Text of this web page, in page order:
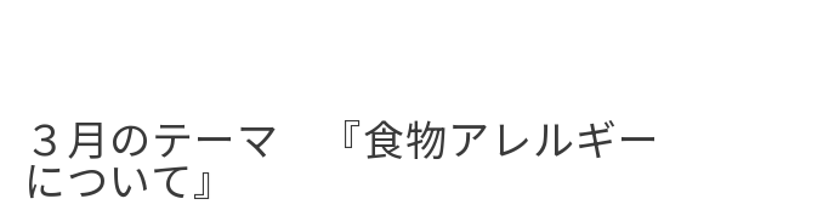
３月のテーマ 『食物アレルギー
について』